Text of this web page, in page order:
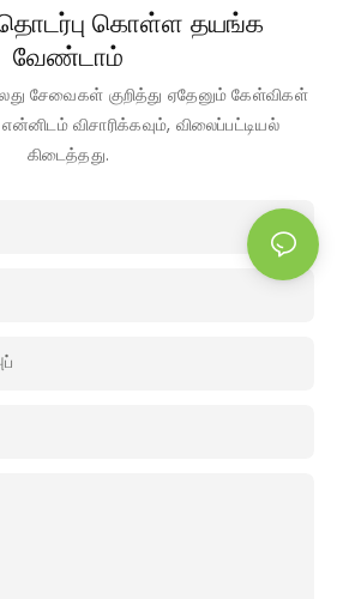
கொள்ள தயங்க
வேண்டாம்
சேவைகள் குறித்து ஏதேனும் கேள்விகள்
விசாரிக்கவும், விலைப்பட்டியல்
கிடைத்தது.